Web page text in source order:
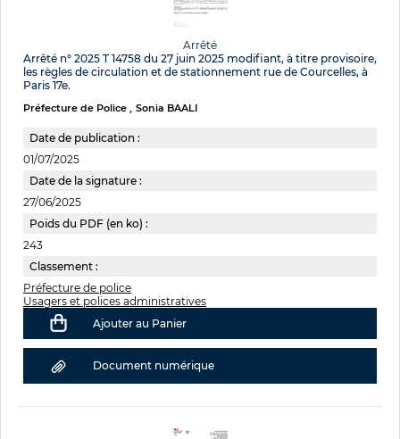
Arrêté
Arrêté n° 2025 T 14758 du 27 juin 2025 modifiant, à titre provisoire,
les règles de circulation et de stationnement rue de Courcelles, à
Paris 17e.
Préfecture de Police Sonia BAALI
Date de publication :
01/07/2025
Date de la signature :
27/06/2025
Poids du PDF (en ko) :
243
Classement :
Préfecture de police
Usagers et polices administratives
Ajouter au Panier
Document numérique